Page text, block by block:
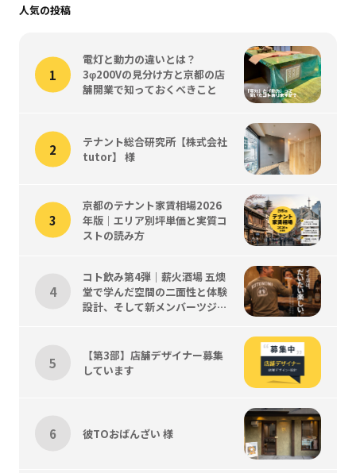
人気の投稿
電灯と動力の違いとは？
3φ200Vの見分け方と京都の店
舗開業で知っておくべきこと
テナント総合研究所【株式会社
tutor】 様
京都のテナント家賃相場2026
年版｜エリア別坪単価と実質コ
ストの読み方
コト飲み第4弾｜薪火酒場 五燠
堂で学んだ空間の二面性と体験
設計、そして新メンバーツジく
【第3部】店舗デザイナー募集
しています
彼TOおばんざい 様